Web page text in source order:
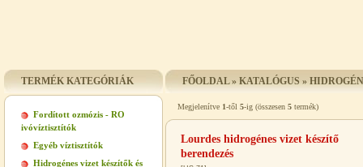
TERMÉK KATEGÓRIÁK
Fordított ozmózis - RO
ivóvíztisztítók
Egyéb víztisztítók
Hidrogénes vizet készítők és
FŐOLDAL» KATALÓGUS »
Megjelenítve 1-től 5-ig (összesen 5 termék)
Lourdes hidrogénes vizet készítő
berendezés